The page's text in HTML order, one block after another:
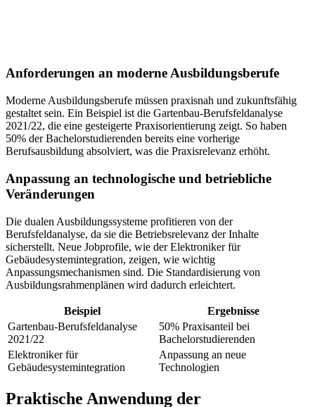
Anforderungen an moderne Ausbildungsberufe
Moderne Ausbildungsberufe müssen praxisnah und zukunftsfähig
gestaltet sein. Ein Beispiel ist die Gartenbau-Berufsfeldanalyse
2021/22, die eine gesteigerte Praxisorientierung zeigt. So haben
50% der Bachelorstudierenden bereits eine vorherige
Berufsausbildung absolviert, was die Praxisrelevanz erhöht.
Anpassung an technologische und betriebliche
Veränderungen
Die dualen Ausbildungssysteme profitieren von der
Berufsfeldanalyse, da sie die Betriebsrelevanz der Inhalte
sicherstellt. Neue Jobprofile, wie der Elektroniker für
Gebäudesystemintegration, zeigen, wie wichtig
Anpassungsmechanismen sind. Die Standardisierung von
Ausbildungsrahmenplänen wird dadurch erleichtert.
Beispiel
Ergebnisse
Gartenbau-Berufsfeldanalyse
2021/22
50% Praxisanteil bei
Bachelorstudierenden
Elektroniker für
Gebäudesystemintegration
Anpassung an neue
Technologien
Praktische Anwendung der